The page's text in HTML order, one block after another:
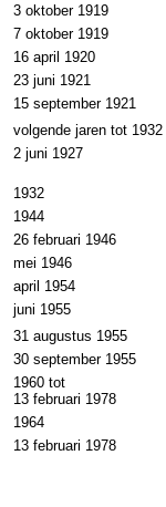
3 oktober 1919
7 oktober 1919
16 april 1920
23 juni 1921
15 september 1921
volgende jaren tot 1932
2 juni 1927
1932
1944
26 februari 1946
mei 1946
april 1954
juni 1955
31 augustus 1955
30 september 1955
1960 tot
13 februari 1978
1964
13 februari 1978